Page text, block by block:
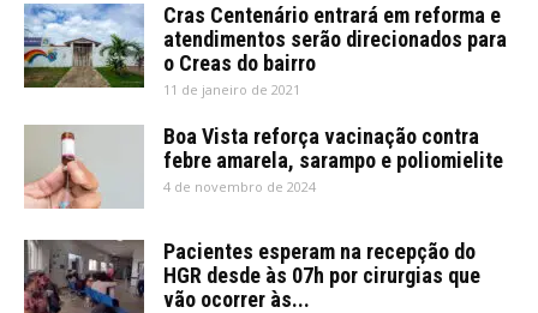
Cras Centenário entrará em reforma e
atendimentos serão direcionados para
o Creas do bairro
11 de janeiro de 2021
Boa Vista reforça vacinação contra
febre amarela, sarampo e poliomielite
4 de novembro de 2024
Pacientes esperam na recepção do
HGR desde às 07h por cirurgias que
vão ocorrer às...